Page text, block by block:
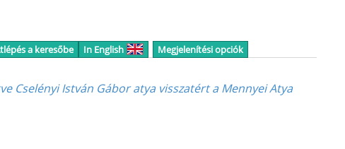
a keresőbe In English Megjelenítési opciók
Cselényi István Gábor atya visszatért a Mennyei Atya